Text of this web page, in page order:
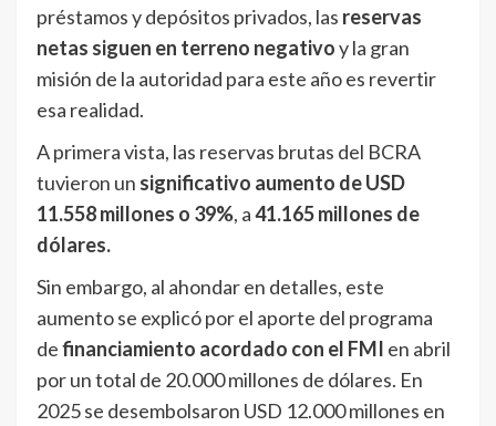
préstamos y depósitos privados, las reservas
netas siguen en terreno negativoy la gran
misión de la autoridad para este año es revertir
esa realidad.
A primera vista, las reservas brutas del BCRA
tuvieron un significativo aumento de USD
11.558 millones o 39%, a41.165 millones de
dólares.
Sin embargo, al ahondar en detalles, este
aumento se explicó por el aporte del programa
definanciamiento acordado con el FMI en abril
por un total de 20.000 millones de dólares. En
2025 se desembolsaron USD 12.000 millones en